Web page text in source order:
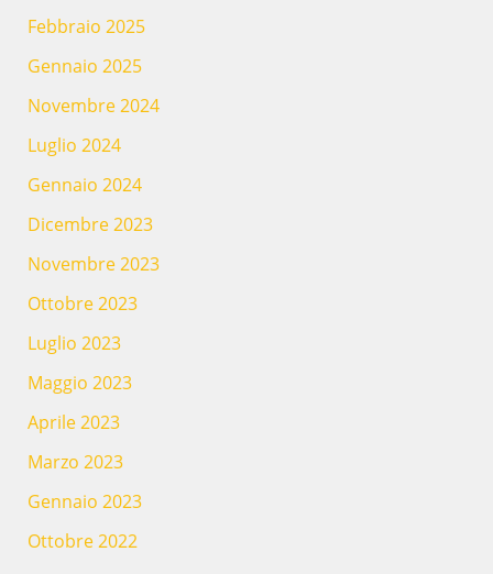
Febbraio 2025
Gennaio 2025
Novembre 2024
Luglio 2024
Gennaio 2024
Dicembre 2023
Novembre 2023
Ottobre 2023
Luglio 2023
Maggio 2023
Aprile 2023
Marzo 2023
Gennaio 2023
Ottobre 2022